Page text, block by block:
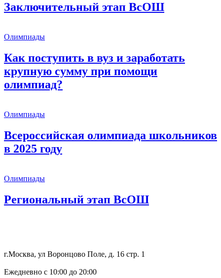
Заключительный этап ВсОШ
Олимпиады
Как поступить в вуз и заработать
крупную сумму при помощи
олимпиад?
Олимпиады
Всероссийская олимпиада школьников
в 2025 году
Олимпиады
Региональный этап ВсОШ
г.Москва, ул Воронцово Поле, д. 16 стр. 1
Ежедневно с 10:00 до 20:00